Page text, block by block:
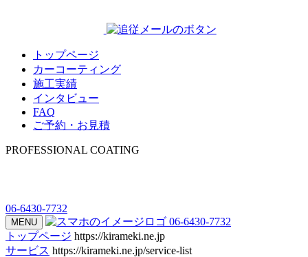
トップページ
カーコーティング
施工実績
インタビュー
FAQ
ご予約・お見積
PROFESSIONAL COATING
06-6430-7732
MENU
06-6430-7732
トップページ https://kirameki.ne.jp
サービス https://kirameki.ne.jp/service-list